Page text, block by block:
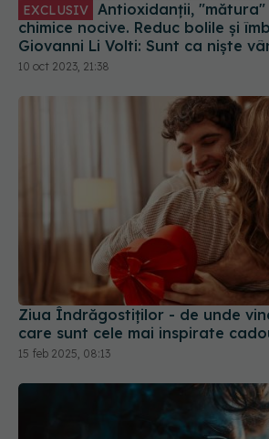
EXCLUSIV
chimice nocive. Reduc bolile și
Giovanni Li Volti: Sunt ca niște
comori!
10 oct 2023, 21:38
Ziua Îndrăgostiților - de unde
care sunt cele mai inspirate
15 feb 2025, 08:13